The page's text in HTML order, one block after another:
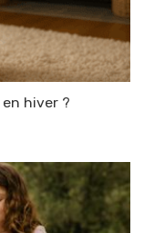
hiver ?